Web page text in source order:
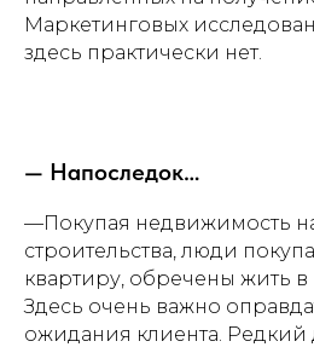
Маркетинговых
здесь практически нет.
— Напоследок…
—Покупая недвижимость
строительства, люди
квартиру, обречены жить
Здесь очень важно
ожидания клиента. Редкий
Конференции и форумы
Бизнес-туры
Видеокурсы
База знаний